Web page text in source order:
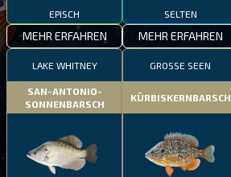
EPISCH
MEHR ERFAHREN
SELTEN
MEHR ERFAHREN
LAKE WHITNEY
SAN-ANTONIO-
SONNENBARSCH
GROSSE SEEN
KÜRBISKERNBARSCH